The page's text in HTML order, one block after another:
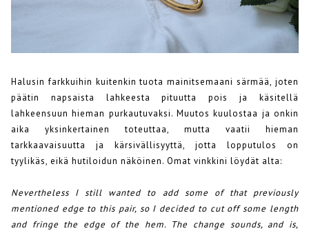
Halusin farkkuihin kuitenkin tuota mainitsemaani särmää, joten
päätin napsaista lahkeesta pituutta pois ja käsitellä
lahkeensuun hieman purkautuvaksi. Muutos kuulostaa ja onkin
aika yksinkertainen toteuttaa, mutta vaatii hieman
tarkkaavaisuutta ja kärsivällisyyttä, jotta lopputulos on
tyylikäs, eikä hutiloidun näköinen. Omat vinkkini löydät alta:
Nevertheless I still wanted to add some of that previously
mentioned edge to this pair, so I decided to cut off some length
and fringe the edge of the hem. The change sounds, and is,